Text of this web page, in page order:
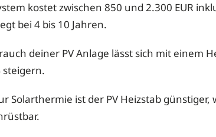
kostet zwischen 850 und 2.300 EUR
bei 4 bis 10 Jahren.
deiner PV Anlage lässt sich mit einem
steigern.
Solarthermie ist der PV Heizstab